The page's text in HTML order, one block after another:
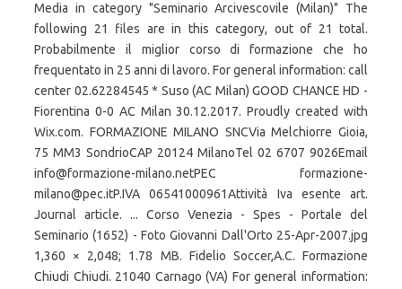
Media in category "Seminario Arcivescovile (Milan)" The
following 21 files are in this category, out of 21 total.
Probabilmente il miglior corso di formazione che ho
frequentato in 25 anni di lavoro. For general information: call
center 02.62284545 * Suso (AC Milan) GOOD CHANCE HD -
Fiorentina 0-0 AC Milan 30.12.2017. Proudly created with
Wix.com. FORMAZIONE MILANO SNCVia Melchiorre Gioia,
75 MM3 SondrioCAP 20124 MilanoTel 02 6707 9026Email
info@formazione-milano.netPEC formazione-
milano@pec.itP.IVA 06541000961Attività Iva esente art.
Journal article. ... Corso Venezia - Spes - Portale del
Seminario (1652) - Foto Giovanni Dall'Orto 25-Apr-2007.jpg
1,360 × 2,048; 1.78 MB. Fidelio Soccer,A.C. Formazione
Chiudi Chiudi. 21040 Carnago (VA) For general information: